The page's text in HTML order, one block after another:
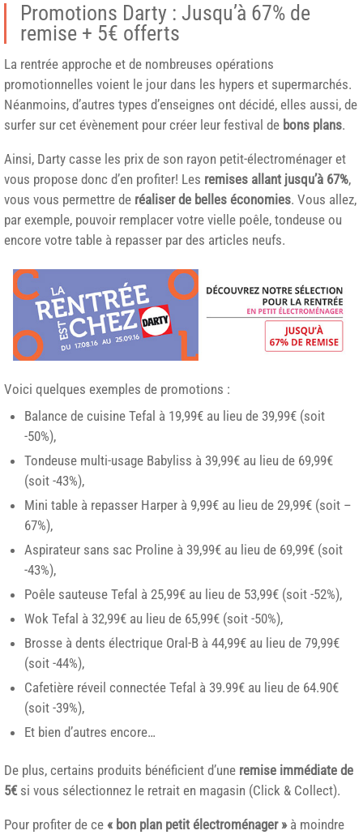
Promotions Darty : Jusqu’à 67% de
remise + 5€ offerts
La rentrée approche et de nombreuses opérations
promotionnelles voient le jour dans les hypers et supermarchés.
Néanmoins, d’autres types d’enseignes ont décidé, elles aussi, de
surfer sur cet évènement pour créer leur festival de bons plans.
Ainsi, Darty casse les prix de son rayon petit-électroménager et
vous propose donc d’en profiter! Les remises allant jusqu’à 67%,
vous vous permettre de réaliser de belles économies. Vous allez,
par exemple, pouvoir remplacer votre vielle poêle, tondeuse ou
encore votre table à repasser par des articles neufs.
Voici quelques exemples de promotions :
Balance de cuisine Tefal à 19,99€ au lieu de 39,99€ (soit
-50%),
Tondeuse multi-usage Babyliss à 39,99€ au lieu de 69,99€
(soit -43%),
Mini table à repasser Harper à 9,99€ au lieu de 29,99€ (soit –
67%),
Aspirateur sans sac Proline à 39,99€ au lieu de 69,99€ (soit
-43%),
Poêle sauteuse Tefal à 25,99€ au lieu de 53,99€ (soit -52%),
Wok Tefal à 32,99€ au lieu de 65,99€ (soit -50%),
Brosse à dents électrique Oral-B à 44,99€ au lieu de 79,99€
(soit -44%),
Cafetière réveil connectée Tefal à 39.99€ au lieu de 64.90€
(soit -39%),
Et bien d’autres encore…
De plus, certains produits bénéficient d’une remise immédiate de
5€ si vous sélectionnez le retrait en magasin (Click & Collect).
Pour profiter de ce « bon plan petit électroménager »à moindre